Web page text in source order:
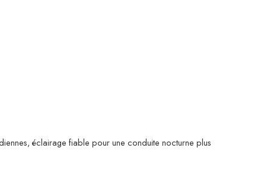
éclairage fiable pour une conduite nocturne plus